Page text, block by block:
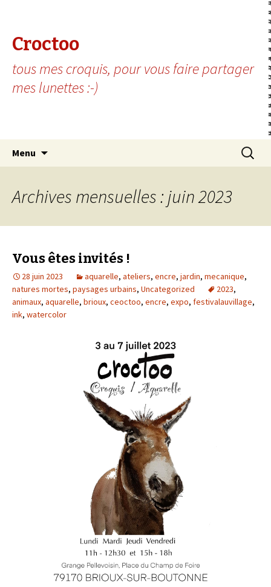
Croctoo
tous mes croquis, pour vous faire partager
mes lunettes :-)
Menu
Archives mensuelles : juin 2023
Vous êtes invités !
28 juin 2023 aquarelle, ateliers, encre, jardin, mecanique,
natures mortes, paysages urbains, Uncategorized 2023,
animaux, aquarelle, brioux, ceoctoo, encre, expo, festivalauvillage,
ink, watercolor